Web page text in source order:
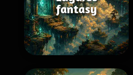
fantasy